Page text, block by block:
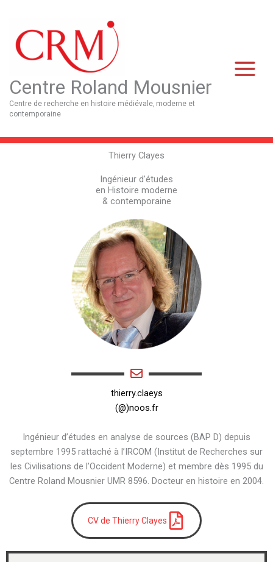
contenu
Centre Roland Mousnier
Centre de recherche en histoire médiévale, moderne et
contemporaine
Thierry Clayes
Ingénieur d'études
en Histoire moderne
& contemporaine
thierry.claeys
(@)noos.fr
Ingénieur d’études en analyse de sources (BAP D) depuis
septembre 1995 rattaché à l’IRCOM (Institut de Recherches sur
les Civilisations de l’Occident Moderne) et membre dès 1995 du
Centre Roland Mousnier UMR 8596. Docteur en histoire en 2004.
CV de Thierry Clayes